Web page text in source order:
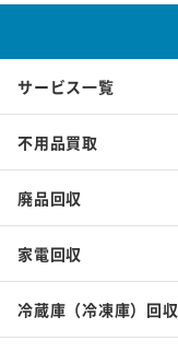
サービス一覧
不用品買取
廃品回収
家電回収
冷蔵庫（冷凍庫）回収